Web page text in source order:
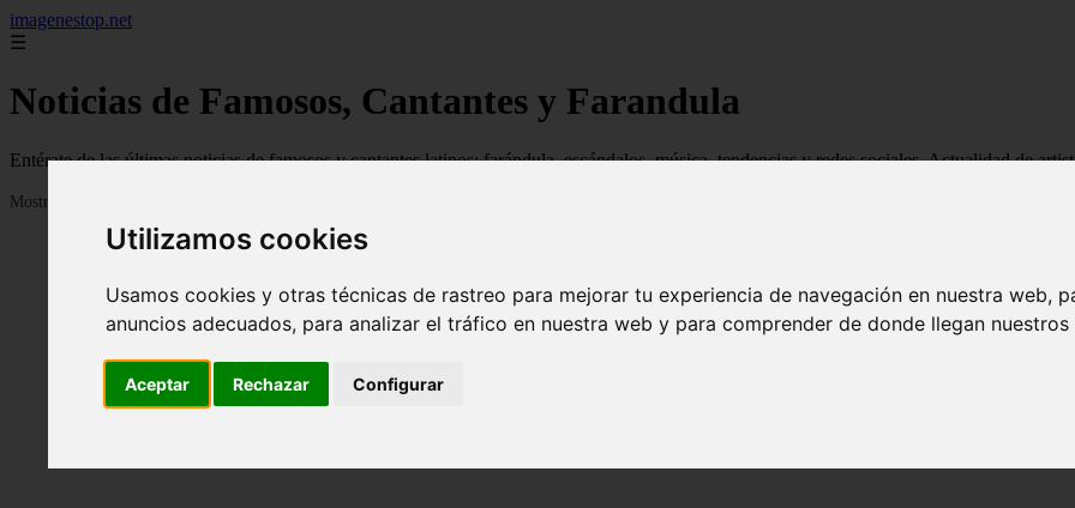
Utilizamos cookies
Usamos cookies y otras técnicas de rastreo para mejorar tu experiencia de navegación en nuestra web,
anuncios adecuados, para analizar el tráfico en nuestra web y para comprender de donde llegan
Aceptar Rechazar Configurar
imagenestop.net
☰
Noticias de Famosos, Cantantes y Farandula
Entérate de las últimas noticias de famosos y cantantes latinos: farándula, escándalos, música, tendencias y redes sociales. Actualidad de
Mostrando 1 - 24 de 1586 artículos